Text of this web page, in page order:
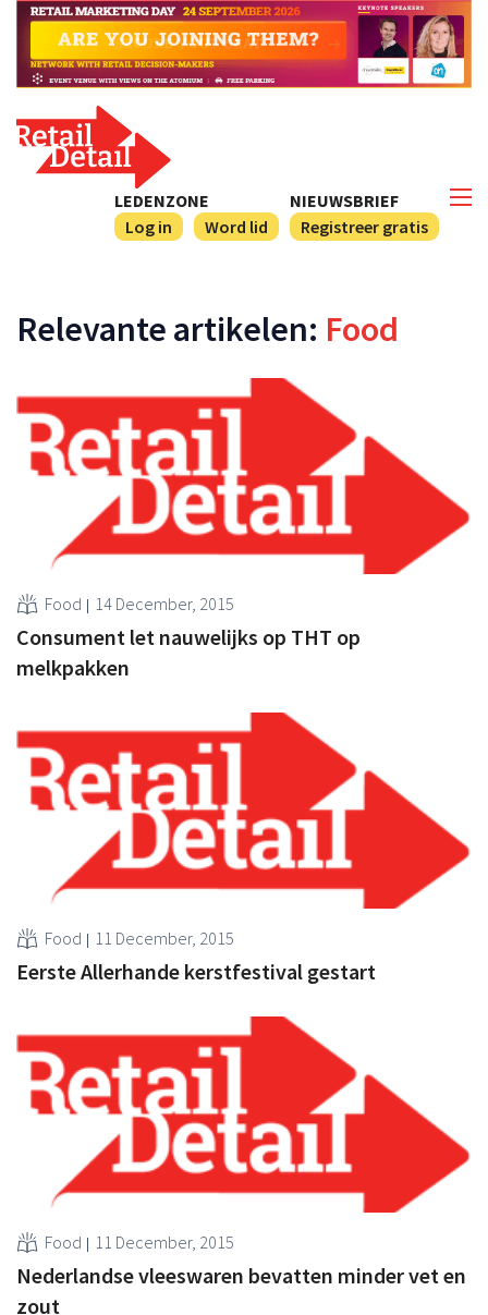
NIEUWSBRIEF
Registreer gratis
LEDENZONE
Log in
Word lid
Relevante artikelen: Food
Food 14 December, 2015
Consument let nauwelijks op THT op
melkpakken
Food 11 December, 2015
Eerste Allerhande kerstfestival gestart
Food 11 December, 2015
Nederlandse vleeswaren bevatten minder vet en
zout